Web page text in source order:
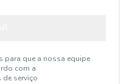
para que a nossa equipe
com a
serviço